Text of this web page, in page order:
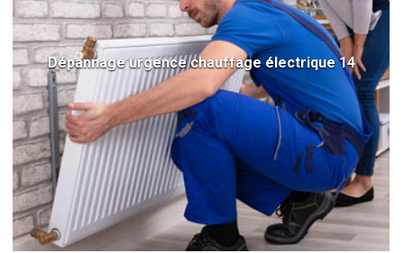
Dépannage urgence chauffage électrique 14